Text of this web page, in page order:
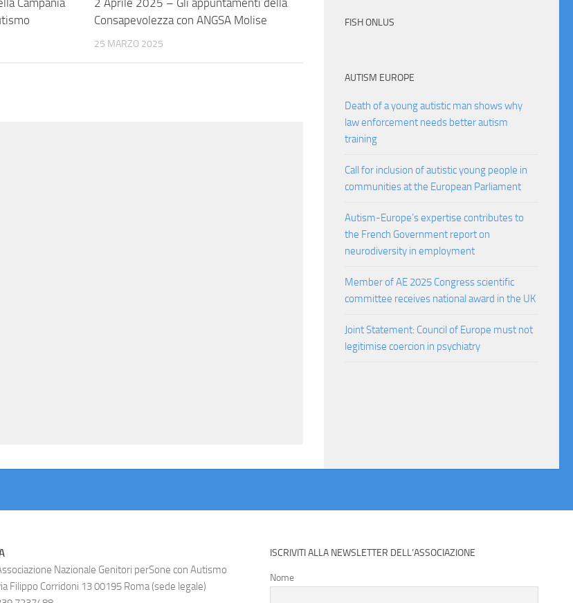
Consapevolezza con ANGSA Molise
25 MARZO 2025
FISH ONLUS
AUTISM EUROPE
Death of a young autistic man shows why
law enforcement needs better autism
training
Call for inclusion of autistic young people in
communities at the European Parliament
Autism-Europe’s expertise contributes to
the French Government report on
neurodiversity in employment
Member of AE 2025 Congress scientific
committee receives national award in the UK
Joint Statement: Council of Europe must not
legitimise coercion in psychiatry
Nazionale Genitori perSone con Autismo
Filippo Corridoni 13 00195 Roma (sede legale)
ISCRIVITI ALLA NEWSLETTER DELL’ASSOCIAZIONE
Nome